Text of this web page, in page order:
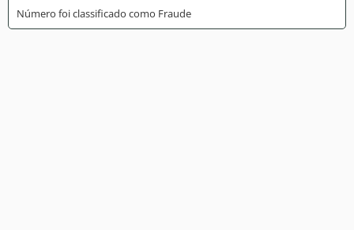
Número foi classificado como Fraude